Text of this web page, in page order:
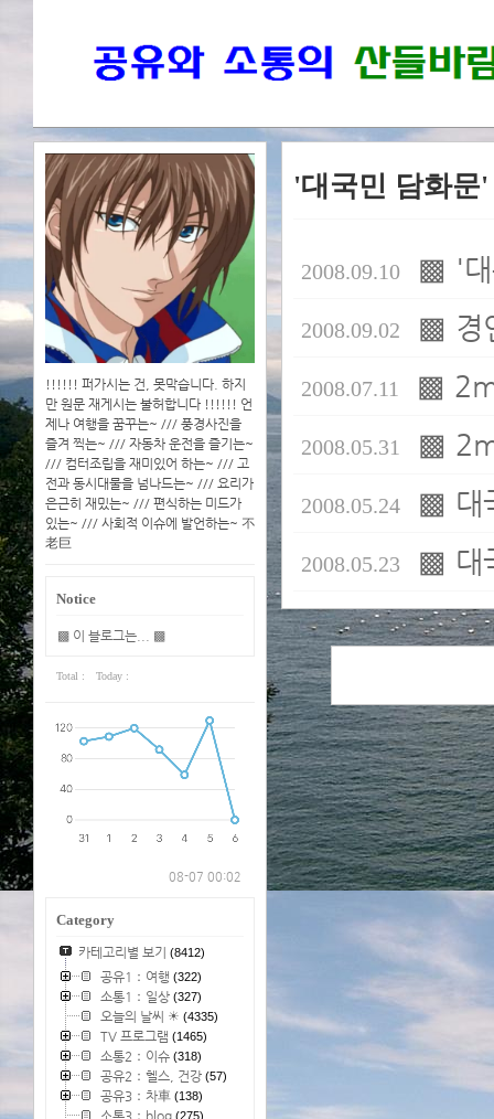
!!!!!! 퍼가시는 건, 못막습니다. 하지
만 원문 재게시는 불허합니다 !!!!!! 언
제나 여행을 꿈꾸는~ /// 풍경사진을
즐겨 찍는~ /// 자동차 운전을 즐기는~
/// 컴터조립을 재미있어 하는~ /// 고
전과 동시대물을 넘나드는~ /// 요리가
은근히 재밌는~ /// 편식하는 미드가
있는~ /// 사회적 이슈에 발언하는~ 不
老巨
Notice
▩ 이 블로그는... ▩
Total : Today :
08-07 00:02
Category
카테고리별 보기 (8412)
공유1：여행 (322)
소통1：일상 (327)
오늘의 날씨 ☀ (4335)
TV 프로그램 (1465)
소통2：이슈 (318)
공유2：헬스, 건강 (57)
공유3：차車 (138)
소통3：blog (275)
'대국민 담화
2008.09.10 ▩ '대
2008.09.02 ▩ 경
2008.07.11 ▩
2008.05.31 ▩
2008.05.24 ▩ 대
2008.05.23 ▩ 대